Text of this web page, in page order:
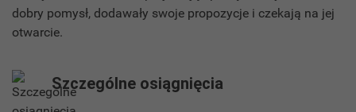
dobry pomysł, dodawały swoje propozycje i czekają na jej
otwarcie.
Szczególne osiągnięcia